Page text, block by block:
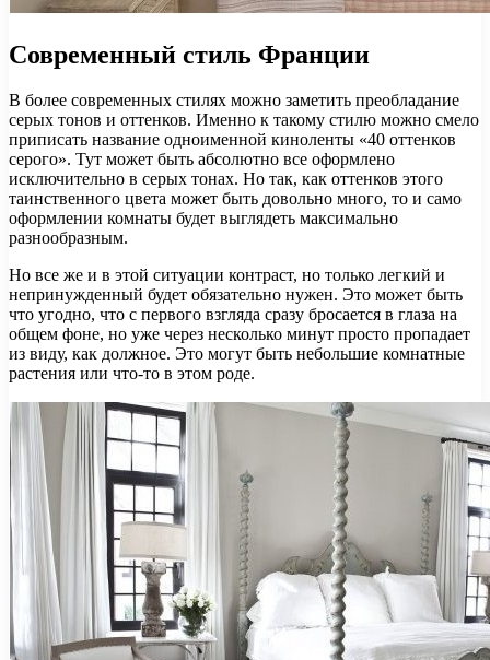
Современный стиль Франции
В более современных стилях можно заметить преобладание
серых тонов и оттенков. Именно к такому стилю можно смело
приписать название одноименной киноленты «40 оттенков
серого». Тут может быть абсолютно все оформлено
исключительно в серых тонах. Но так, как оттенков этого
таинственного цвета может быть довольно много, то и само
оформлении комнаты будет выглядеть максимально
разнообразным.
Но все же и в этой ситуации контраст, но только легкий и
непринужденный будет обязательно нужен. Это может быть
что угодно, что с первого взгляда сразу бросается в глаза на
общем фоне, но уже через несколько минут просто пропадает
из виду, как должное. Это могут быть небольшие комнатные
растения или что-то в этом роде.